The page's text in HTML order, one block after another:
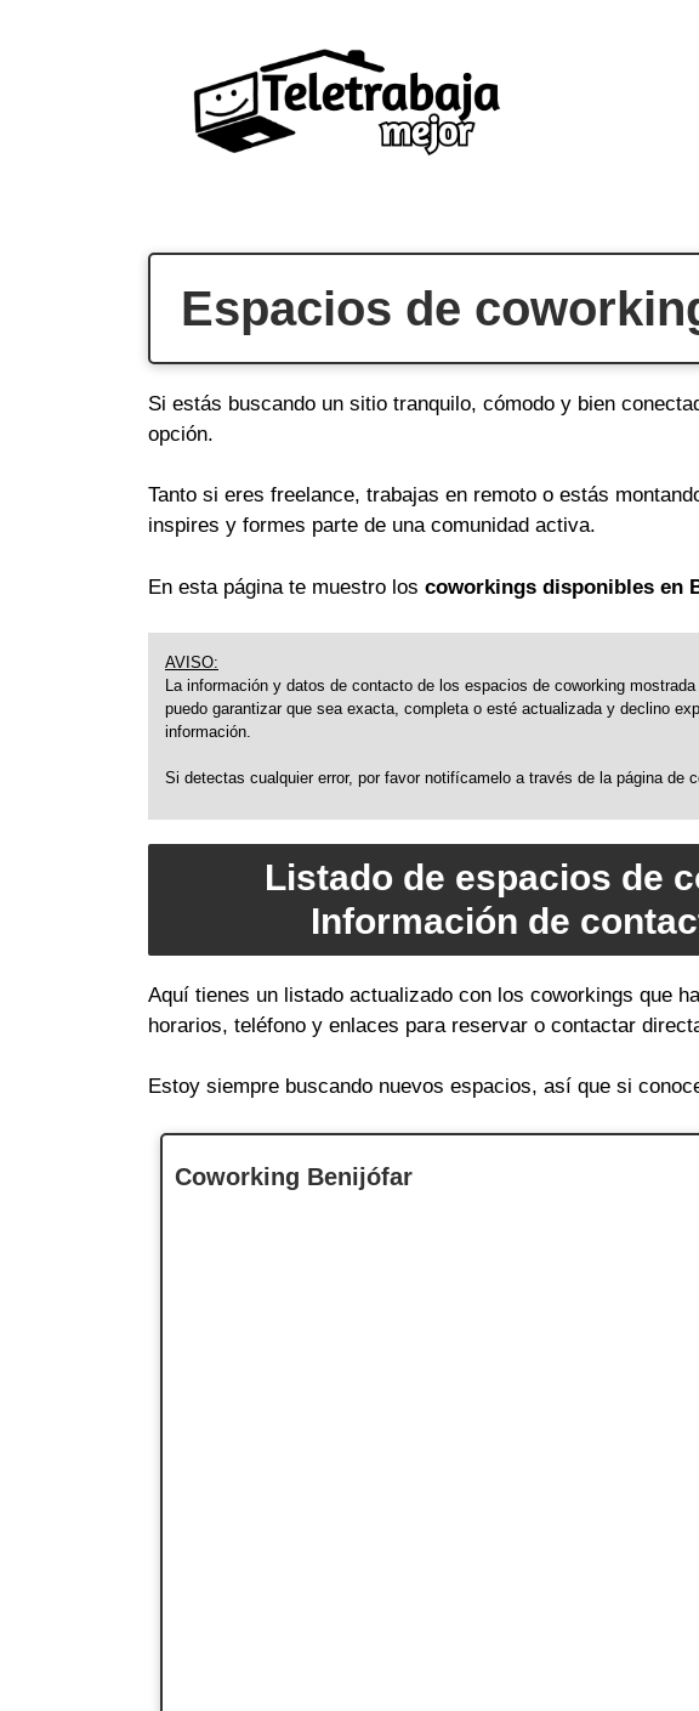
Espacios de
Si estás buscando un sitio tranquilo, cómodo y bien
opción.
Tanto si eres freelance, trabajas en remoto o estás
inspires y formes parte de una comunidad activa.
En esta página te muestro los coworkings disponibles en
AVISO:
La información y datos de contacto de los espacios de coworking
puedo garantizar que sea exacta, completa o esté actualizada y declino
información.
Si detectas cualquier error, por favor notifícamelo a través de la página de
Listado de espacios de
Información de
Aquí tienes un listado actualizado con los coworkings que
horarios, teléfono y enlaces para reservar o contactar
Estoy siempre buscando nuevos espacios, así que si
Coworking Benijófar